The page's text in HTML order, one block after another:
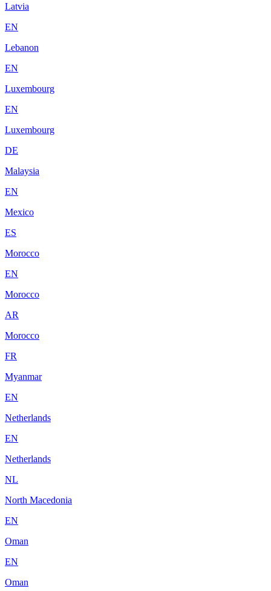
Latvia
EN
Lebanon
EN
Luxembourg
EN
Luxembourg
DE
Malaysia
EN
Mexico
ES
Morocco
EN
Morocco
AR
Morocco
FR
Myanmar
EN
Netherlands
EN
Netherlands
NL
North Macedonia
EN
Oman
EN
Oman